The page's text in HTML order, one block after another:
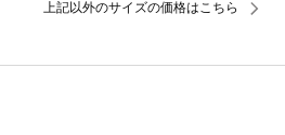
上記以外のサイズの価格はこちら